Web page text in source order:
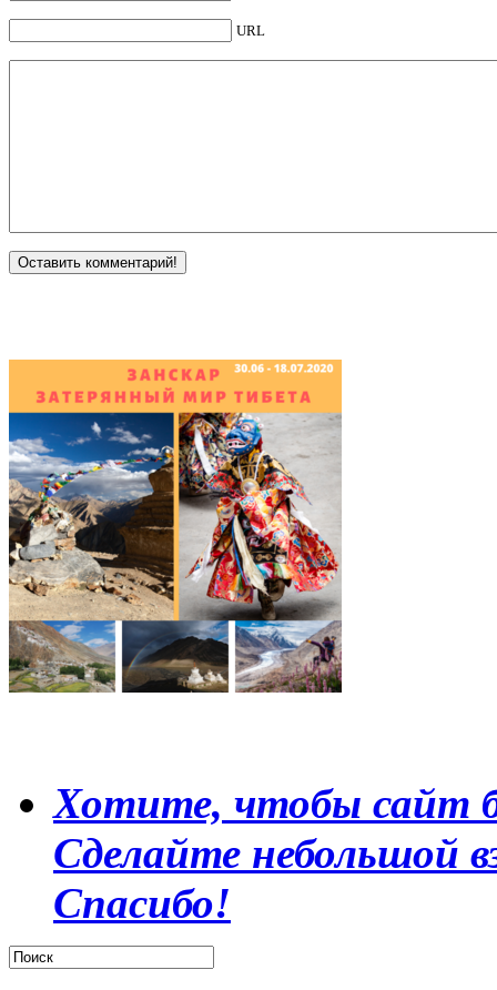
URL
Хотите, чтобы сайт
Сделайте небольшой
Спасибо!